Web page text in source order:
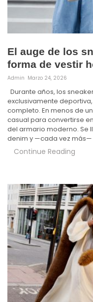
El auge de los
forma de vestir
Admin Marzo 24, 2026
Durante años, los
exclusivamente
completo. En menos de
casual para convertirse
del armario moderno. Se
denim y —cada vez
Continue Reading